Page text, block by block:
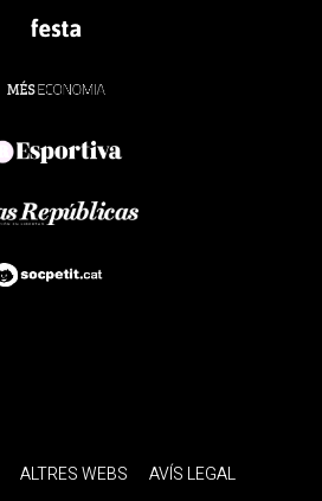
ALTRES WEBS AVÍS LEGAL